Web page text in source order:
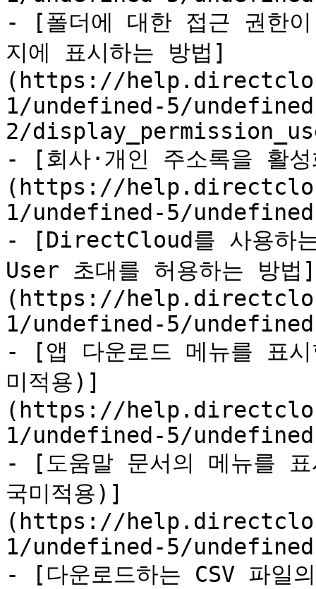
- [폴더에 대한 접근 권한
지에 표시하는 방법]
(https://
1/undefined-5/
2/
- [회사·개인 주소록을 활
(https://
1/undefined-5/
- [DirectCloud를 사용하
User 초대를 허용하는 방법]
(https://
1/undefined-5/
- [앱 다운로드 메뉴를 표
미적용)]
(https://
1/undefined-5/
- [도움말 문서의 메뉴를
국미적용)]
(https://
1/undefined-5/
- [다운로드하는 CSV 파일